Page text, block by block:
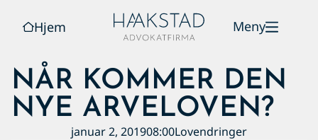
Hjem Meny
NÅR KOMMER DEN
NYE ARVELOVEN?
januar 2, 201908:00Lovendringer